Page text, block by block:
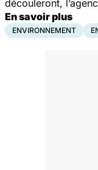
découleront,
En savoir plus
ENVIRONNEMENT